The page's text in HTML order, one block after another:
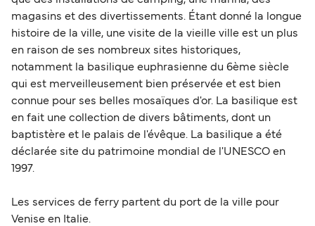
magasins et des divertissements. Étant donné la longue
histoire de la ville, une visite de la vieille ville est un plus
en raison de ses nombreux sites historiques,
notamment la basilique euphrasienne du 6ème siècle
qui est merveilleusement bien préservée et est bien
connue pour ses belles mosaïques d'or. La basilique est
en fait une collection de divers bâtiments, dont un
baptistère et le palais de l'évêque. La basilique a été
déclarée site du patrimoine mondial de l'UNESCO en
1997.
Les services de ferry partent du port de la ville pour
Venise en Italie.